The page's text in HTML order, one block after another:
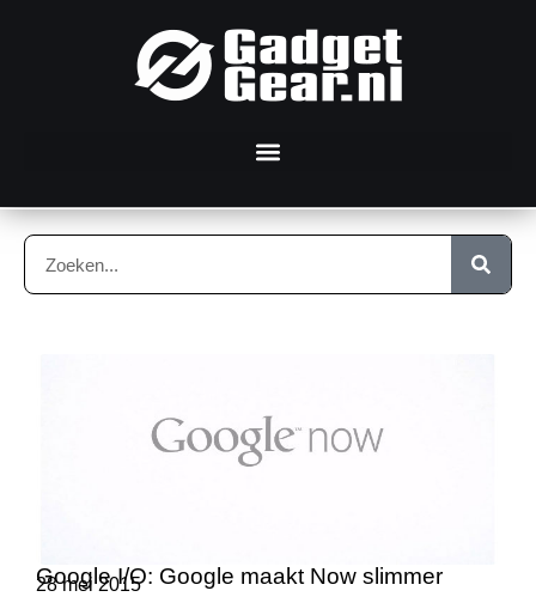
Google I/O: Google maakt Now slimmer
28 mei 2015